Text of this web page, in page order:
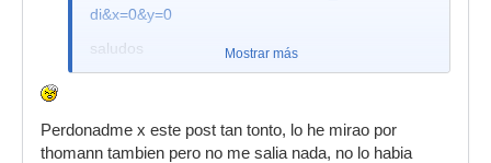
di&x=0&y=0
saludos
Mostrar más
Perdonadme x este post tan tonto, lo he mirao por
thomann tambien pero no me salia nada, no lo habia